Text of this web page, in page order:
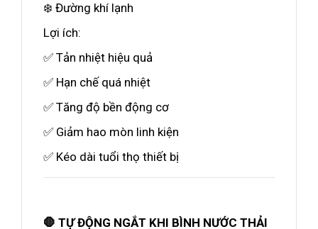
❄️ Đường khí lạnh
Lợi ích:
✅ Tản nhiệt hiệu quả
✅ Hạn chế quá nhiệt
✅ Tăng độ bền động cơ
✅ Giảm hao mòn linh kiện
✅ Kéo dài tuổi thọ thiết bị
🛑 TỰ ĐỘNG NGẮT KHI BÌNH NƯỚC THẢI